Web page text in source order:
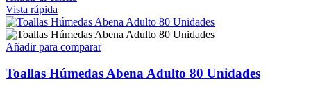
Vista rápida
Añadir para comparar
Toallas Húmedas Abena Adulto 80 Unidades